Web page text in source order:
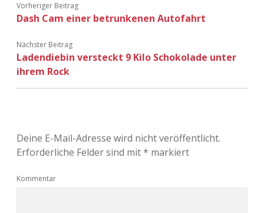
Vorheriger Beitrag
Dash Cam einer betrunkenen Autofahrt
Nächster Beitrag
Ladendiebin versteckt 9 Kilo Schokolade unter
ihrem Rock
Deine E-Mail-Adresse wird nicht veröffentlicht.
Erforderliche Felder sind mit* markiert
Kommentar